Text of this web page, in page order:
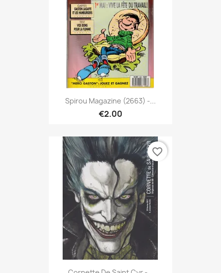
Spirou Magazine (2663) -...
€2.00
favorite_border